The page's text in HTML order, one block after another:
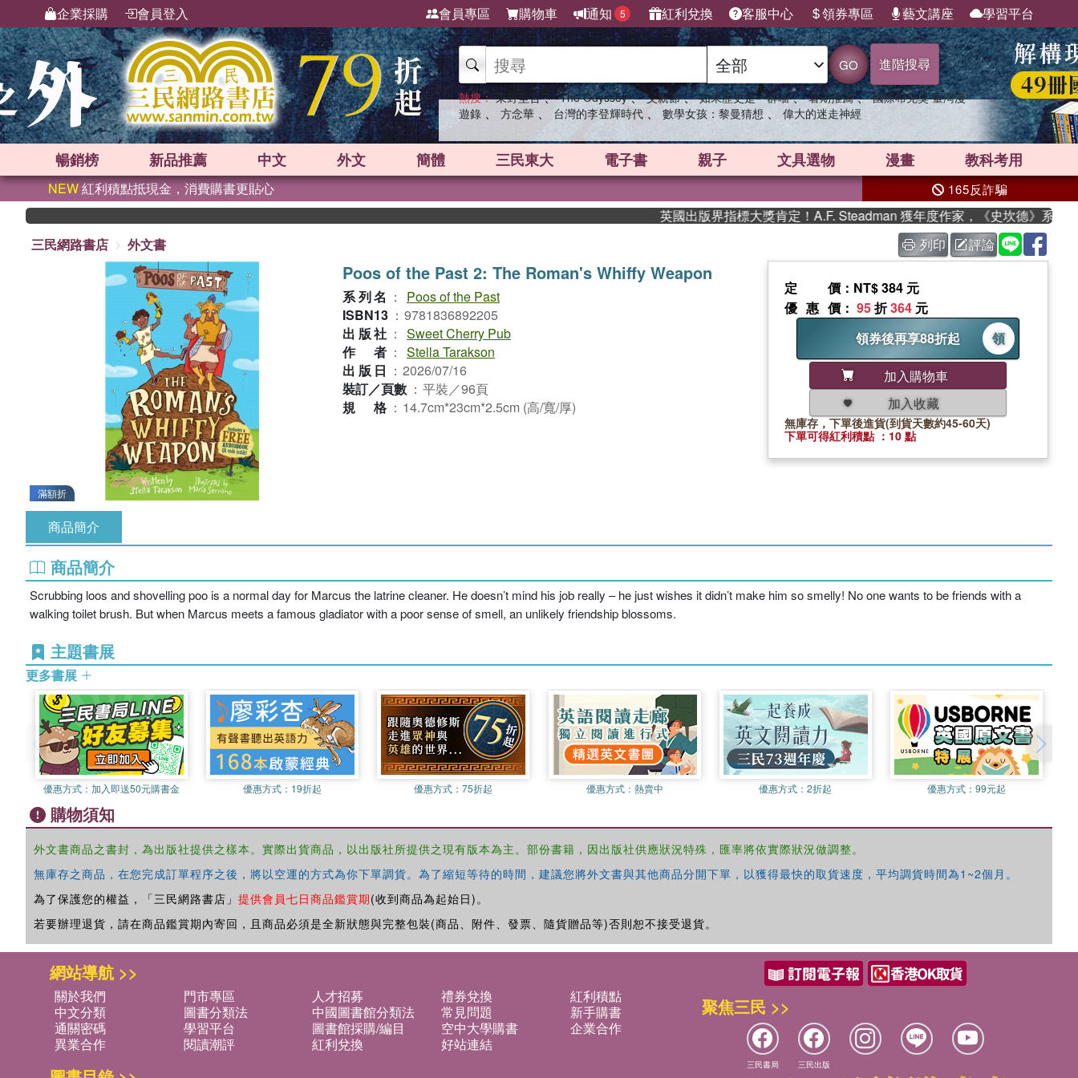
企業採購 會員登入 會員專區 購物車 通知 5 紅利兌換 客服中心 領券專區 藝文講座 學習平台
GO 進階搜尋
熱搜： 東野圭吾 、 The Odyssey 、 父親節 、 如果歷史是一群喵 、 暑期推薦 、 國際布克獎 臺灣漫
遊錄 、 方念華 、 台灣的李登輝時代 、 數學女孩：黎曼猜想 、 偉大的迷走神經
暢銷榜 新品推薦 中文 外文 簡體 三民東大 電子書 親子 文具選物 漫畫 教科考用
NEW紅利積點抵現金，消費購書更貼心 165反詐騙
英國出版界指標大獎肯定！A.F. Steadman 獲年度作家，《史坎德》系列帶你
三民網路書店
外文書 列印 評論
滿額折
Poos of the Past 2: The Roman's Whiffy Weapon
系列名 ：
Poos of the Past
ISBN13 ： 9781836892205
出版社 ： Sweet Cherry Pub
作者 ： Stella Tarakson
出版日 ： 2026/07/16
裝訂／頁數 ： 平裝／96頁
規格 ： 14.7cm*23cm*2.5cm (高/寬/厚)
定價 ：NT$ 384 元
優惠價 ： 95折364 元
領券後再享88折起
領
加入購物車
加入收藏
無庫存，下單後進貨(到貨天數約45-60天)
下單可得紅利積點 ：10 點
商品簡介
商品簡介
Scrubbing loos and shovelling poo is a normal day for Marcus the latrine cleaner. He doesn’t mind his job really – he just wishes it didn’t make him so smelly! No one wants to be friends with a
walking toilet brush. But when Marcus meets a famous gladiator with a poor sense of smell, an unlikely friendship blossoms.
主題書展
更多書展
優惠方式： 加入即送50元購書金 優惠方式： 19折起 優惠方式：75折起 優惠方式： 熱賣中 優惠方式：2折起 優惠方式：99元起
購物須知
外文書商品之書封，為出版社提供之樣本。實際出貨商品，以出版社所提供之現有版本為主。部份書籍，因出版社供應狀況特殊，匯率將依實際狀況做調整。
無庫存之商品，在您完成訂單程序之後，將以空運的方式為你下單調貨。為了縮短等待的時間，建議您將外文書與其他商品分開下單，以獲得最快的取貨速度，平均調貨時間為1~2個月。
為了保護您的權益，「三民網路書店」 提供會員七日商品鑑賞期(收到商品為起始日)。
若要辦理退貨，請在商品鑑賞期內寄回，且商品必須是全新狀態與完整包裝(商品、附件、發票、隨貨贈品等)否則恕不接受退貨。
網站導航 >>
關於我們 門市專區 人才招募 禮券兌換
紅利積點
中文分類
圖書分類法 中國圖書館分類法 常見問題
新手購書
通關密碼
學習平台 圖書館採購/編目 空中大學購書
企業合作
異業合作
閱讀潮評 紅利兌換 好站連結
聚焦三民 >>
三民書局 三民出版